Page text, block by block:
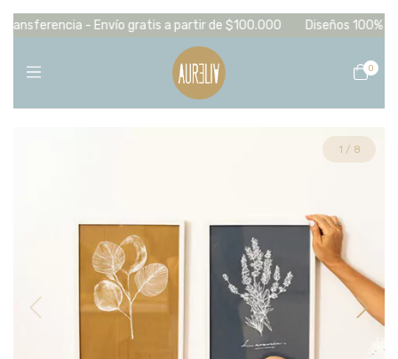
- Envío gratis a partir de $100.000 Diseños 100%
0
1 / 8